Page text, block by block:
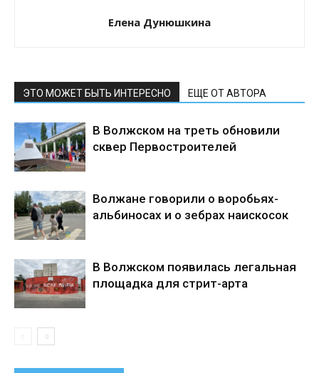
Елена Дунюшкина
ЭТО МОЖЕТ БЫТЬ ИНТЕРЕСНО ЕЩЕ ОТ АВТОРА
В Волжском на треть обновили
сквер Первостроителей
Волжане говорили о воробьях-
альбиносах и о зебрах наискосок
В Волжском появилась легальная
площадка для стрит-арта